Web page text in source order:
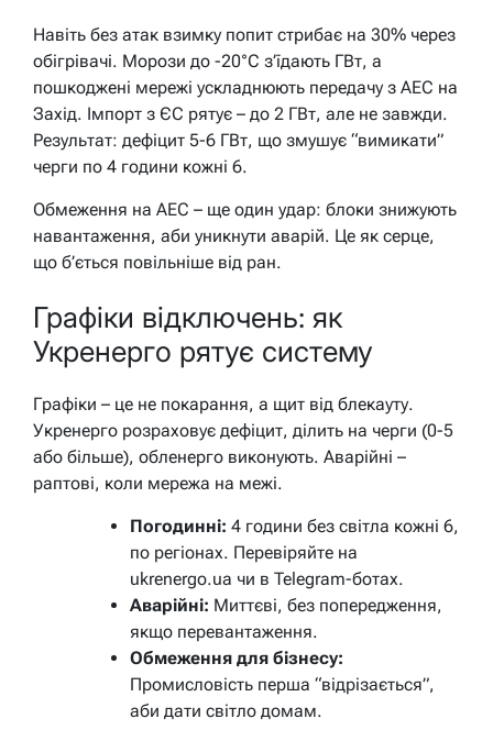
Навіть без атак взимку попит стрибає на 30% через
обігрівачі. Морози до -20°C з’їдають ГВт, а
пошкоджені мережі ускладнюють передачу з АЕС на
Захід. Імпорт з ЄС рятує – до 2 ГВт, але не завжди.
Результат: дефіцит 5-6 ГВт, що змушує “вимикати”
черги по 4 години кожні 6.
Обмеження на АЕС – ще один удар: блоки знижують
навантаження, аби уникнути аварій. Це як серце,
що б’ється повільніше від ран.
Графіки відключень: як
Укренерго рятує систему
Графіки – це не покарання, а щит від блекауту.
Укренерго розраховує дефіцит, ділить на черги (0-5
або більше), обленерго виконують. Аварійні –
раптові, коли мережа на межі.
Погодинні: 4 години без світла кожні 6,
по регіонах. Перевіряйте на
ukrenergo.ua чи в Telegram-ботах.
Аварійні: Миттєві, без попередження,
якщо перевантаження.
Обмеження для бізнесу:
Промисловість перша “відрізається”,
аби дати світло домам.